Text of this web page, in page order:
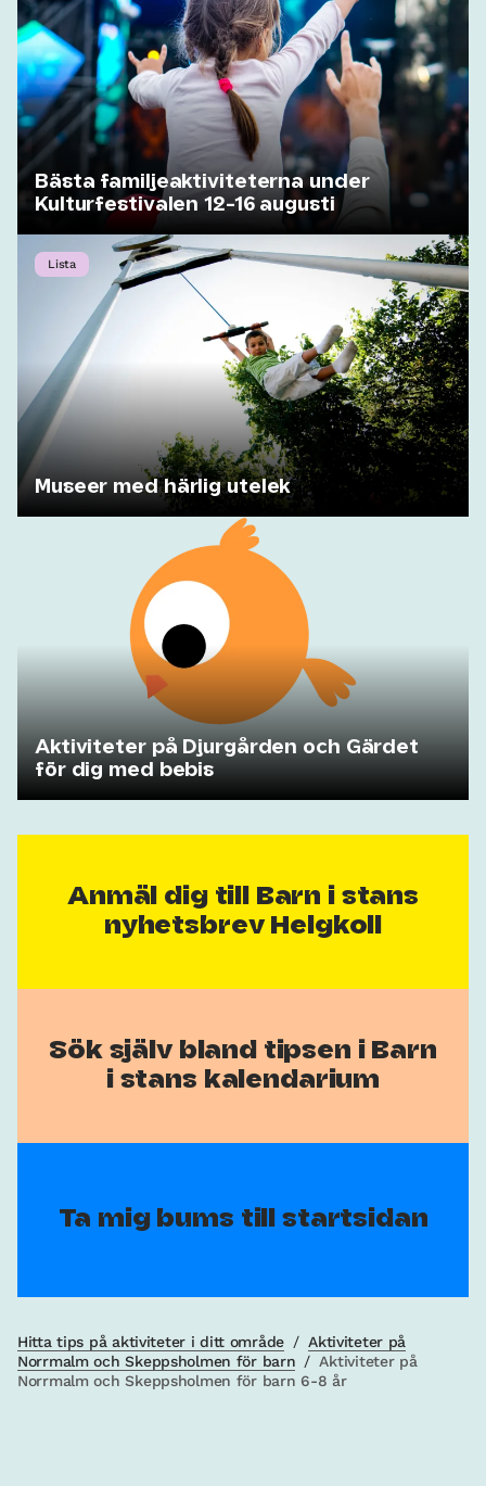
Bästa familjeaktiviteterna under
Kulturfestivalen 12-16 augusti
Lista
Museer med härlig utelek
Aktiviteter på Djurgården och Gärdet
för dig med bebis
Anmäl dig till Barn i stans
nyhetsbrev Helgkoll
Sök själv bland tipsen i Barn
i stans kalendarium
Ta mig bums till startsidan
Hitta tips på aktiviteter i ditt område / Aktiviteter på
Norrmalm och Skeppsholmen för barn / Aktiviteter på
Norrmalm och Skeppsholmen för barn 6-8 år